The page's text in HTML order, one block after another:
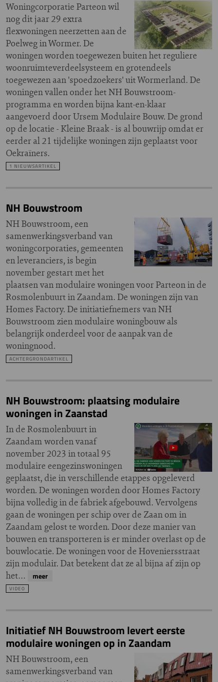
Woningcorporatie Parteon wil
nog dit jaar 29 extra
flexwoningen neerzetten aan de
Poelweg in Wormer. De
woningen worden toegewezen buiten het reguliere
woonruimteverdeelsysteem en grotendeels
toegewezen aan 'spoedzoekers' uit Wormerland. De
woningen vallen onder het NH Bouwstroom-
programma en worden bijna kant-en-klaar
aangevoerd door Ursem Modulaire Bouw. De grond
op de locatie - Kleine Braak - is al bouwrijp omdat er
eerder al 21 tijdelijke woningen zijn geplaatst voor
Oekraïners.
1 NIEUWSARTIKEL
NH Bouwstroom ​
NH Bouwstroom, een
samenwerkingsverband van
woningcorporaties, gemeenten
en leveranciers, is begin
november gestart met het
plaatsen van modulaire woningen voor Parteon in de
Rosmolenbuurt in Zaandam. De woningen zijn van
Homes Factory. De initiatiefnemers van NH
Bouwstroom zien modulaire woningbouw als
belangrijk onderdeel voor de aanpak van de
woningnood.
ACHTERGRONDARTIKEL
NH Bouwstroom: plaatsing modulaire
woningen in Zaanstad
In de Rosmolenbuurt in
Zaandam worden vanaf
november 2023 in totaal 95
modulaire eengezinswoningen
geplaatst, die in verschillende etappes opgeleverd
worden. De woningen worden door Homes Factory
bijna volledig in de fabriek afgebouwd. Vervolgens
gaan de woningen per schip over de Zaan om in
Zaandam gelost te worden. Door deze manier van
bouwen en transporteren is er minder overlast op de
bouwlocatie. De woningen voor de Hoveniersstraat
zijn modulair. Dat betekent dat ze al bijna af zijn op
het…
meer
VIDEO
Initiatief NH Bouwstroom levert eerste
modulaire woningen op in Zaandam
NH Bouwstroom, een
samenwerkingsverband van